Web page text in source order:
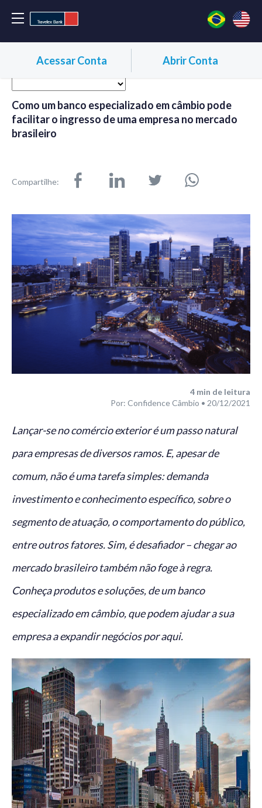
Acessar Conta Abrir Conta
Como um banco especializado em câmbio pode
facilitar o ingresso de uma empresa no mercado
brasileiro
Compartilhe:
4 min de leitura
Por: Confidence Câmbio • 20/12/2021
Lançar-se no comércio exterior é um passo natural
para empresas de diversos ramos. E, apesar de
comum, não é uma tarefa simples: demanda
investimento e conhecimento específico, sobre o
segmento de atuação, o comportamento do público,
entre outros fatores. Sim, é desafiador – chegar ao
mercado brasileiro também não foge à regra.
Conheçaprodutos e soluções, de um banco
especializado em câmbio, que podem ajudar a sua
empresa a expandir negócios por aqui.